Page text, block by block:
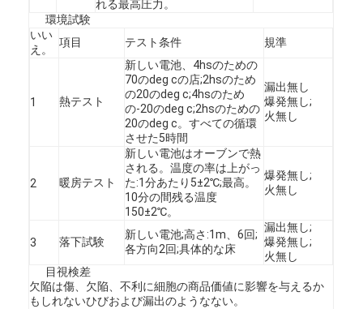
Nimh 充電式電池
ニッカド電池
液晶のバッテリー充電器
nimh バッテリ パック
NiCdバッテリパックの
リチウム イオン電池パック
李Mno2電池
れる最高圧力。
環境試験
いい
え。
項目 テスト条件 規準
1 熱テスト
新しい電池、4hsのための
70のdeg cの店;2hsのため
の20のdeg c;4hsのため
の-20のdeg c;2hsのための
20のdeg c。すべての循環
させた5時間
漏出無し
爆発無し;
火無し
2 暖房テスト
新しい電池はオーブンで熱
される。温度の率は上がっ
た:1分あたり5±2℃;最高。
10分の間残る温度
150±2℃。
爆発無し;
火無し
3 落下試験
新しい電池;高さ:1m、6回;
各方向2回;具体的な床
漏出無し;
爆発無し;
火無し
目視検差
欠陥は傷、欠陥、不利に細胞の商品価値に影響を与えるか
もしれないひびおよび漏出のようなない。